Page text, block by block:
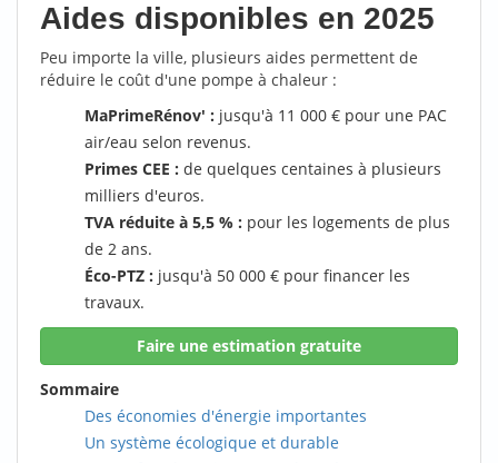
Aides disponibles en 2025
Peu importe la ville, plusieurs aides permettent de
réduire le coût d'une pompe à chaleur :
MaPrimeRénov' : jusqu'à 11 000 € pour une PAC
air/eau selon revenus.
Primes CEE : de quelques centaines à plusieurs
milliers d'euros.
TVA réduite à 5,5 % : pour les logements de plus
de 2 ans.
Éco-PTZ : jusqu'à 50 000 € pour financer les
travaux.
Faire une estimation gratuite
Sommaire
Des économies d'énergie importantes
Un système écologique et durable